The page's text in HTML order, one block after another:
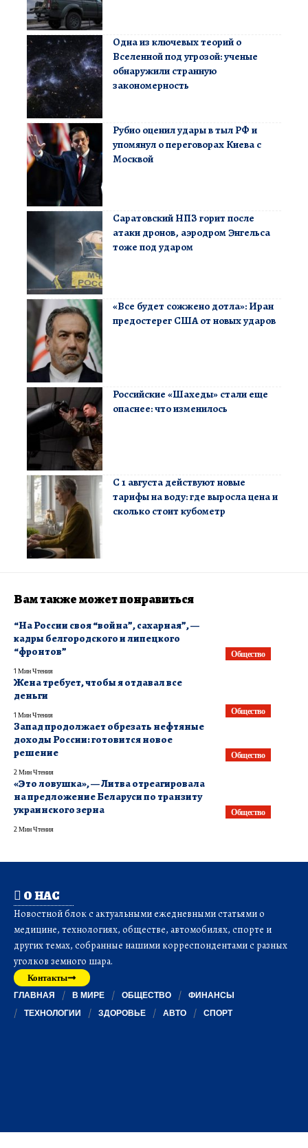
Одна из ключевых теорий о
Вселенной под угрозой: ученые
обнаружили странную
закономерность
Рубио оценил удары в тыл РФ и
упомянул о переговорах Киева с
Москвой
Саратовский НПЗ горит после
атаки дронов, аэродром Энгельса
тоже под ударом
«Все будет сожжено дотла»: Иран
предостерег США от новых ударов
Российские «Шахеды» стали еще
опаснее: что изменилось
С 1 августа действуют новые
тарифы на воду: где выросла цена и
сколько стоит кубометр
Вам также может понравиться
Общество
​“На России своя “война”, сахарная”, —
кадры белгородского и липецкого
“фронтов”
1 Мин Чтения
Общество
Жена требует, чтобы я отдавал все
деньги
1 Мин Чтения
Общество
Запад продолжает обрезать нефтяные
доходы России: готовится новое
решение
2 Мин Чтения
Общество
«Это ловушка», — Литва отреагировала
на предложение Беларуси по транзиту
украинского зерна
2 Мин Чтения
О НАС
Новостной блок с актуальными ежедневными статьями о
медицине, технологиях, обществе, автомобилях, спорте и
других темах, собранные нашими корреспондентами с разных
уголков земного шара.
Контакты
ГЛАВНАЯ В МИРЕ ОБЩЕСТВО
ФИНАНСЫ
ТЕХНОЛОГИИ
ЗДОРОВЬЕ АВТО СПОРТ